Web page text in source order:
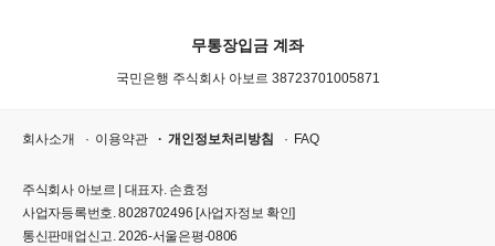
무통장입금 계좌
국민은행 주식회사 아보르 38723701005871
회사소개 이용약관 개인정보처리방침 FAQ
주식회사 아보르 | 대표자. 손효정
사업자등록번호. 8028702496 [사업자정보 확인]
통신판매업신고. 2026-서울은평-0806